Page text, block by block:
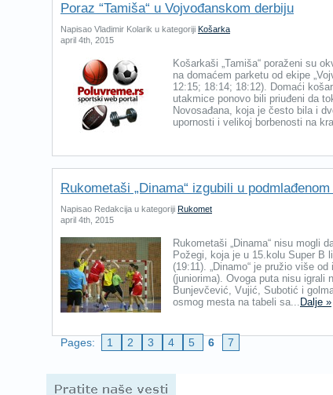
Poraz “Tamiša“ u Vojvođanskom derbiju
Napisao Vladimir Kolarik u kategoriji Košarka
april 4th, 2015
Košarkaši „Tamiša“ poraženi su
na domaćem parketu od ekipe
12:15; 18:14; 18:12). Domaći
utakmice ponovo bili priuđeni da
Novosađana, koja je često bila i
upornosti i velikoj borbenosti na
Rukometaši „Dinama“ izgubili u
Napisao Redakcija u kategoriji Rukomet
april 4th, 2015
Rukometaši „Dinama“ nisu mogli
Požegi, koja je u 15.kolu Super B
(19:11). „Dinamo“ je pružio više
(juniorima). Ovoga puta nisu igrali
Bunjevčević, Vujić, Subotić i
osmog mesta na tabeli sa... Dalje »
Pages: 1 2 3 4 5 6 7